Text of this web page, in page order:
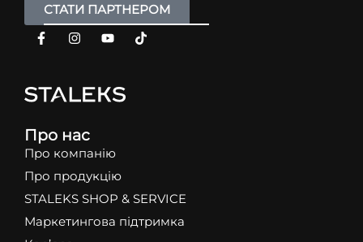
СТАТИ ПАРТНЕРОМ
Про нас
Про компанію
Про продукцію
STALEKS SHOP & SERVICE
Маркетингова підтримка